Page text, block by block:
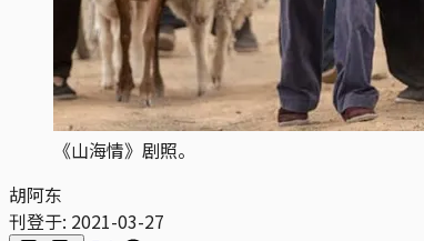
《山海情》剧照。
胡阿东
刊登于: 2021-03-27